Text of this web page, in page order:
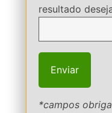
resultado
*campos